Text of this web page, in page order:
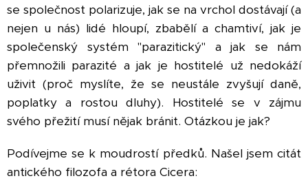
se společnost polarizuje, jak se na vrchol dostávají (a
nejen u nás) lidé hloupí, zbabělí a chamtiví, jak je
společenský systém "parazitický" a jak se nám
přemnožili parazité a jak je hostitelé už nedokáží
uživit (proč myslíte, že se neustále zvyšují daně,
poplatky a rostou dluhy). Hostitelé se v zájmu
svého přežití musí nějak bránit. Otázkou je jak?
Podívejme se k moudrostí předků. Našel jsem citát
antického filozofa a rétora Cicera: